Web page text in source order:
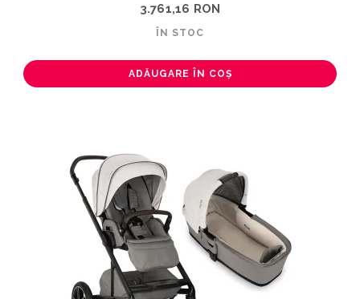
3.761,16 RON
ÎN STOC
ADĂUGARE ÎN COȘ